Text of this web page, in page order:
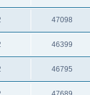
47098
46399
46795